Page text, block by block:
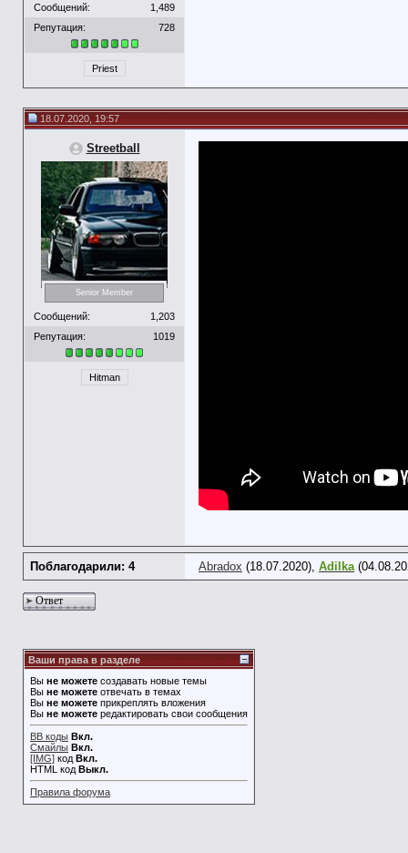
Сообщений:
1,489
Репутация:
728
Priest
18.07.2020, 19:57
Streetball
Senior Member
Сообщений:
1,203
Репутация:
1019
Hitman
Поблагодарили: 4 Abradox (18.07.2020), Adilka
Ответ
Ваши права в разделе
Вы не можете создавать новые темы
Вы не можете отвечать в темах
Вы не можете прикреплять вложения
Вы не можете редактировать свои сообщения
BB коды Вкл.
Смайлы Вкл.
[IMG] код Вкл.
HTML код Выкл.
Правила форума